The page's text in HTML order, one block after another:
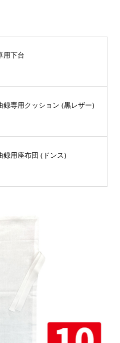
用下台
録専用クッション (黒レザー)
録用座布団 (ドンス)